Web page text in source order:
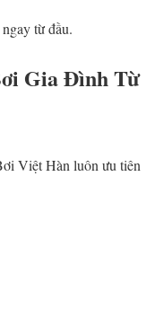
từ đầu.
Gia Đình Từ
Việt Hàn luôn ưu tiên